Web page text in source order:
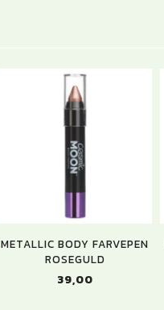
METALLIC BODY FARVEPEN
ROSEGULD
39,00